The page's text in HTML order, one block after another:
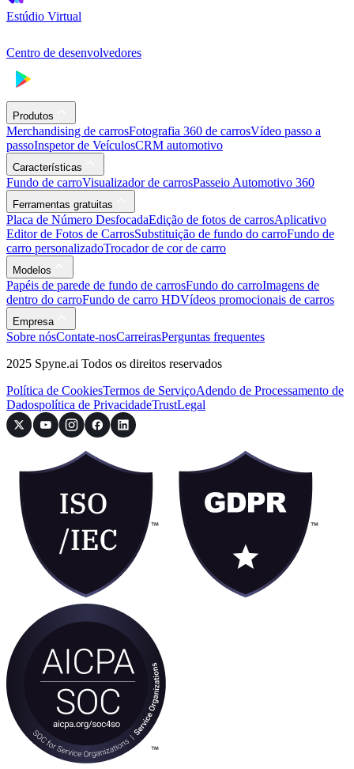
Estúdio Virtual
Centro de desenvolvedores
Produtos
Merchandising de carrosFotografia 360 de carrosVídeo passo a
passoInspetor de VeículosCRM automotivo
Características
Fundo de carroVisualizador de carrosPasseio Automotivo 360
Ferramentas gratuitas
Placa de Número DesfocadaEdição de fotos de carrosAplicativo
Editor de Fotos de CarrosSubstituição de fundo do carroFundo de
carro personalizadoTrocador de cor de carro
Modelos
Papéis de parede de fundo de carrosFundo do carroImagens de
dentro do carroFundo de carro HDVídeos promocionais de carros
Empresa
Sobre nósContate-nosCarreirasPerguntas frequentes
2025 Spyne.ai Todos os direitos reservados
Política de CookiesTermos de ServiçoAdendo de Processamento de
Dadospolítica de PrivacidadeTrustLegal